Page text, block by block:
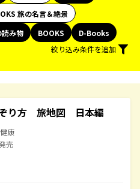
旅の名言＆絶景
み物 BOOKS
D-Books
絞り込み条件を追加
り方 旅地図 日本編
康
売